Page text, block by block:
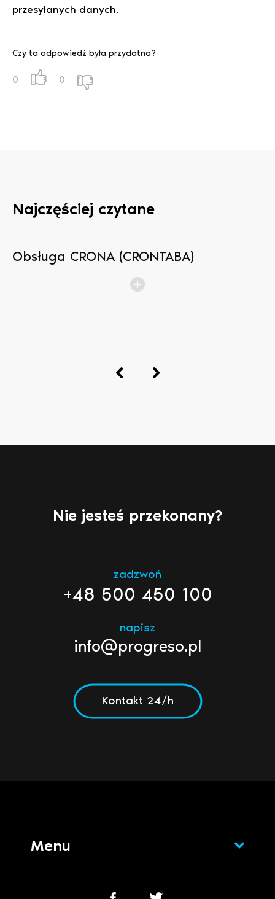
przesyłanych danych.
Czy ta odpowiedź była przydatna?
0 0
Najczęściej czytane
Obsługa CRONA (CRONTABA)
Nie jesteś przekonany?
zadzwoń
+48 500 450 100
napisz
info@progreso.pl
Kontakt 24/h
Menu